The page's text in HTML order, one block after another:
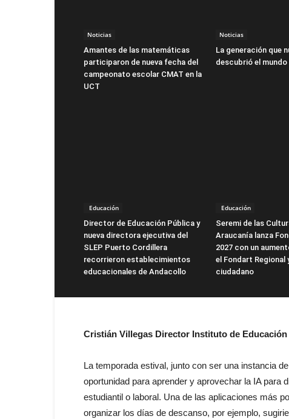
Noticias
Amantes de las matemáticas
participaron de nueva fecha del
campeonato escolar CMAT en la
UCT
Noticias
La generación que
descubrió el mundo
Educación
Director de Educación Pública y
nueva directora ejecutiva del
SLEP Puerto Cordillera
recorrieron establecimientos
educacionales de Andacollo
Educación
Seremi de las
Araucanía lanza
2027 con un
el Fondart Regional
ciudadano
Cristián Villegas Director Instituto de
La temporada estival, junto con ser una instancia
oportunidad para aprender y aprovechar la IA para
estudiantil o laboral. Una de las aplicaciones más
organizar los días de descanso, por ejemplo,